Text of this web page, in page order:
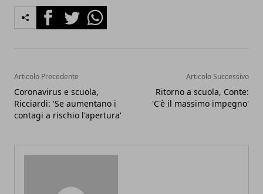
FacebookTwitterWhatsapp
Articolo Precedente
Coronavirus e scuola,
Ricciardi: 'Se aumentano i
contagi a rischio l'apertura'
Articolo Successivo
Ritorno a scuola, Conte:
'C'è il massimo impegno'